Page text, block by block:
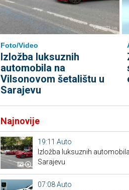
Foto/Video
Izložba luksuznih
automobila na
Vilsonovom šetalištu u
Sarajevu
Najnovije
19:11 Auto
Izložba luksuznih
Sarajevu
07:08Auto